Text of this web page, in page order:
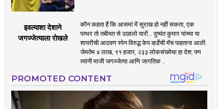
इवल्याशा देशाने
जगज्जेत्याला रोखले
कौन कहता हैं कि आसमां में सुराख हो नहीं सकता, एक
पत्थर तो तबीयत से उछालो यारों... दुष्यंत कुमार यांच्या या
शायरीची आठवण स्पेन विरुद्ध केप व्हर्डेची मॅच पाहताना आली.
जेमतेम ४ लाख, ९१ हजार, २३३ लोकसंख्येचा हा देश; पण
त्यांनी माजी जगज्जेत्या आणि जागतिक ..